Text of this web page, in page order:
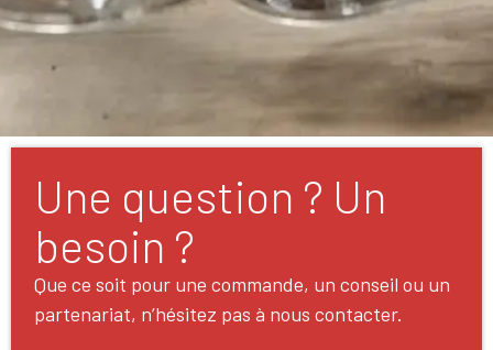
Une question ? Un
besoin ?
Que ce soit pour une commande, un conseil ou un
partenariat, n’hésitez pas à nous contacter.